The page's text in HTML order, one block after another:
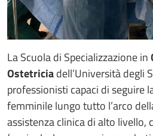
La Scuola di Specializzazione in
Ostetriciadell’Università degli
professionisti capaci di seguire
femminile lungo tutto l’arco
assistenza clinica di alto